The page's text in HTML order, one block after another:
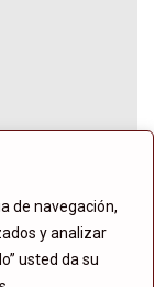
de navegación,
y analizar
usted da su